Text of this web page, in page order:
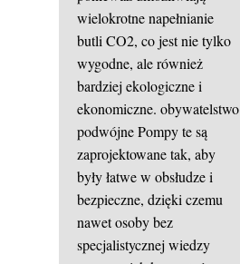
wielokrotne napełnianie
butli CO2, co jest nie tylko
wygodne, ale również
bardziej ekologiczne i
ekonomiczne. obywatelstwo
podwójnePompy te są
zaprojektowane tak, aby
były łatwe w obsłudze i
bezpieczne, dzięki czemu
nawet osoby bez
specjalistycznej wiedzy